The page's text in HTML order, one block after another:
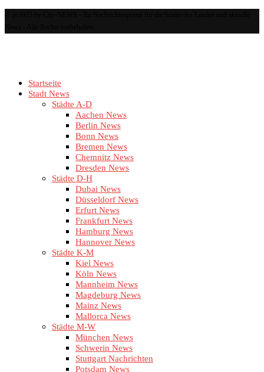
Startseite
Stadt News
Städte A-D
Aachen News
Berlin News
Bonn News
Bremen News
Chemnitz News
Dresden News
Städte D-H
Dubai News
Düsseldorf News
Erfurt News
Frankfurt News
Hamburg News
Hannover News
Städte K-M
Kiel News
Köln News
Mannheim News
Magdeburg News
Mainz News
Mallorca News
Städte M-W
München News
Schwerin News
Stuttgart Nachrichten
Potsdam News